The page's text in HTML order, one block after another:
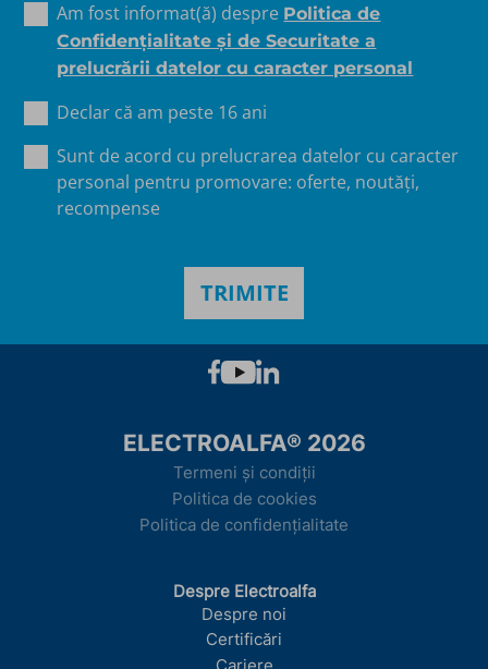
Am fost informat(ă) despre Politica de
Confidențialitate şi de Securitate a
prelucrării datelor cu caracter personal
Declar că am peste 16 ani
Sunt de acord cu prelucrarea datelor cu caracter
personal pentru promovare: oferte, noutăți,
recompense
ELECTROALFA® 2026
Termeni și condiții
Politica de cookies
Politica de confidențialitate
Despre Electroalfa
Despre noi
Certificări